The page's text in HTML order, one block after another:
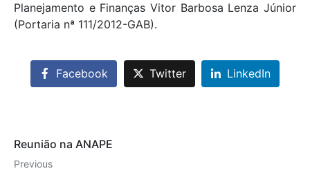
Planejamento e Finanças Vitor Barbosa Lenza Júnior
(Portaria nª 111/2012-GAB).
Facebook Twitter LinkedIn
Reunião na ANAPE
Previous